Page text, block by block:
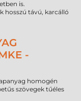
is.
hosszú távú, karcálló
-
homogén
szövegek tűéles